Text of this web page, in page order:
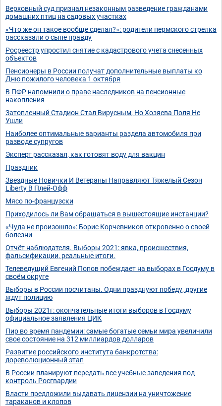
Верховный суд признал незаконным разведение гражданами
домашних птиц на садовых участках
«Что же он такое вообще сделал?»: родители пермского стрелка
рассказали о сыне правду
Росреестр упростил снятие с кадастрового учета снесенных
объектов
Пенсионеры в России получат дополнительные выплаты ко
Дню пожилого человека 1 октября
В ПФР напомнили о праве наследников на пенсионные
накопления
Затопленный Стадион Стал Вирусным, Но Хозяева Поля Не
Ушли
Наиболее оптимальные варианты раздела автомобиля при
разводе супругов
Эксперт рассказал, как готовят воду для вакцин
Праздник
Звездные Новички И Ветераны Направляют Тяжелый Сезон
Liberty В Плей-Офф
Мясо по-французски
Приходилось ли Вам обращаться в вышестоящие инстанции?
«Чуда не произошло»: Борис Корчевников откровенно о своей
болезни
Отчёт наблюдателя. Выборы 2021: явка, происшествия,
фальсификации, реальные итоги.
Телеведущий Евгений Попов побеждает на выборах в Госдуму в
своём округе
Выборы в России посчитаны. Одни празднуют победу, другие
ждут полицию
Выборы 2021г: окончательные итоги выборов в Госдуму
официальное заявления ЦИК
Пир во время пандемии: самые богатые семьи мира увеличили
свое состояние на 312 миллиардов долларов
Развитие российского института банкротства:
дореволюционный этап
В России планируют передать все учебные заведения под
контроль Росгвардии
Власти предложили выдавать лицензии на уничтожение
тараканов и клопов